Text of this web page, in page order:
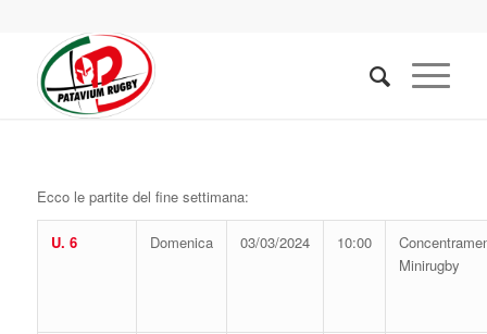
Ecco le partite del fine settimana:
U. 6 Domenica 03/03/2024 10:00
Minirugby